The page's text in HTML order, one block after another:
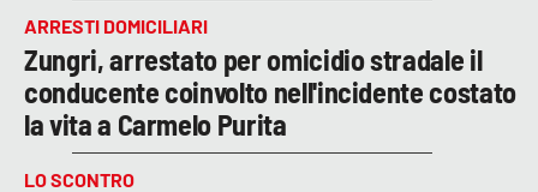
ARRESTI DOMICILIARI
Zungri, arrestato per omicidio stradale il
conducente coinvolto nell'incidente costato
la vita a Carmelo Purita
LO SCONTRO